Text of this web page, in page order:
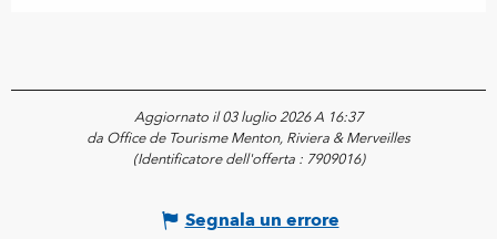
Aggiornato il 03 luglio 2026 A 16:37
da Office de Tourisme Menton, Riviera & Merveilles
(Identificatore dell'offerta : 7909016)
Segnala un errore